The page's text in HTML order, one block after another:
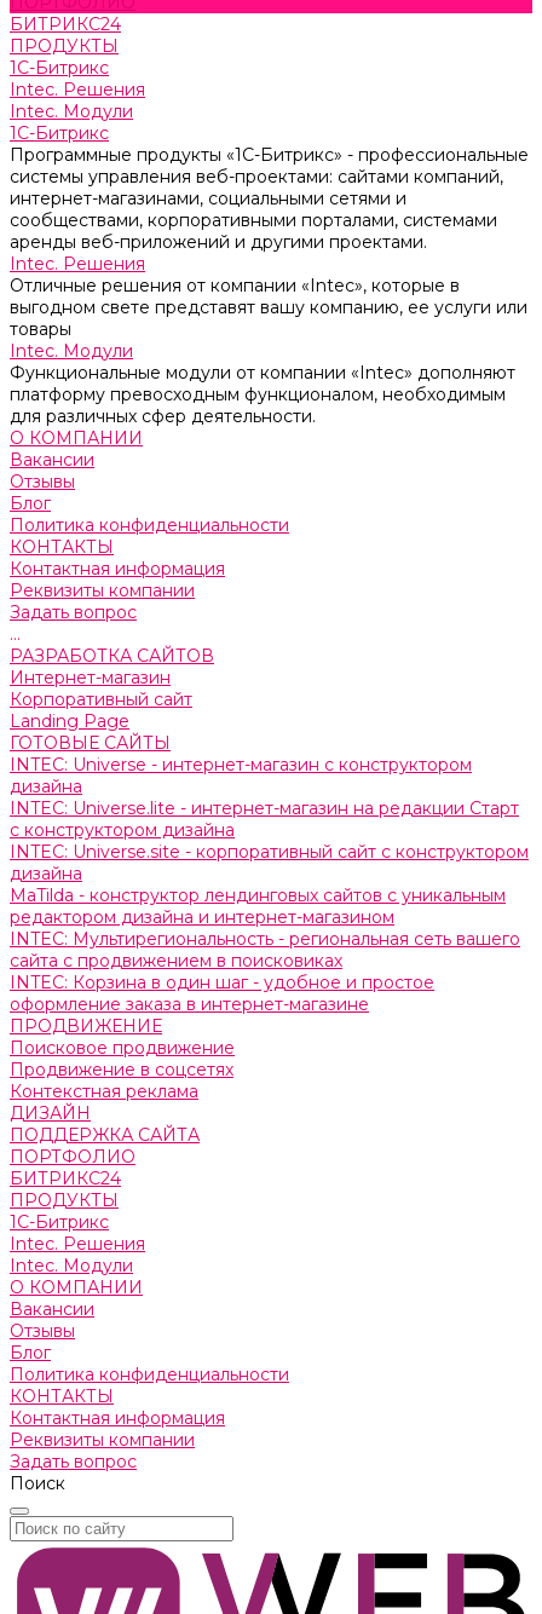
БИТРИКС24
ПРОДУКТЫ
1С-Битрикс
Intec. Решения
Intec. Модули
1С-Битрикс
Программные продукты «1С-Битрикс» - профессиональные
системы управления веб-проектами: сайтами компаний,
интернет-магазинами, социальными сетями и
сообществами, корпоративными порталами, системами
аренды веб-приложений и другими проектами.
Intec. Решения
Отличные решения от компании «Intec», которые в
выгодном свете представят вашу компанию, ее услуги или
товары
Intec. Модули
Функциональные модули от компании «Intec» дополняют
платформу превосходным функционалом, необходимым
для различных сфер деятельности.
О КОМПАНИИ
Вакансии
Отзывы
Блог
Политика конфиденциальности
КОНТАКТЫ
Контактная информация
Реквизиты компании
Задать вопрос
...
РАЗРАБОТКА САЙТОВ
Интернет-магазин
Корпоративный сайт
Landing Page
ГОТОВЫЕ САЙТЫ
INTEC: Universe - интернет-магазин с конструктором
дизайна
INTEC: Universe.lite - интернет-магазин на редакции Старт
с конструктором дизайна
INTEC: Universe.site - корпоративный сайт с конструктором
дизайна
MaTilda - конструктор лендинговых сайтов с уникальным
редактором дизайна и интернет-магазином
INTEC: Мультирегиональность - региональная сеть вашего
сайта с продвижением в поисковиках
INTEC: Корзина в один шаг - удобное и простое
оформление заказа в интернет-магазине
ПРОДВИЖЕНИЕ
Поисковое продвижение
Продвижение в соцсетях
Контекстная реклама
ДИЗАЙН
ПОДДЕРЖКА САЙТА
ПОРТФОЛИО
БИТРИКС24
ПРОДУКТЫ
1С-Битрикс
Intec. Решения
Intec. Модули
О КОМПАНИИ
Вакансии
Отзывы
Блог
Политика конфиденциальности
КОНТАКТЫ
Контактная информация
Реквизиты компании
Задать вопрос
Поиск